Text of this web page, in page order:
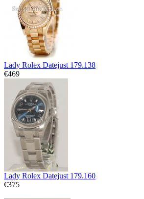
Lady Rolex Datejust 179.138
€469
Lady Rolex Datejust 179.160
€375